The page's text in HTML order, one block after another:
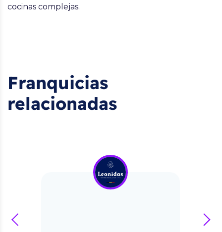
cocinas complejas.
Franquicias
relacionadas
prev next